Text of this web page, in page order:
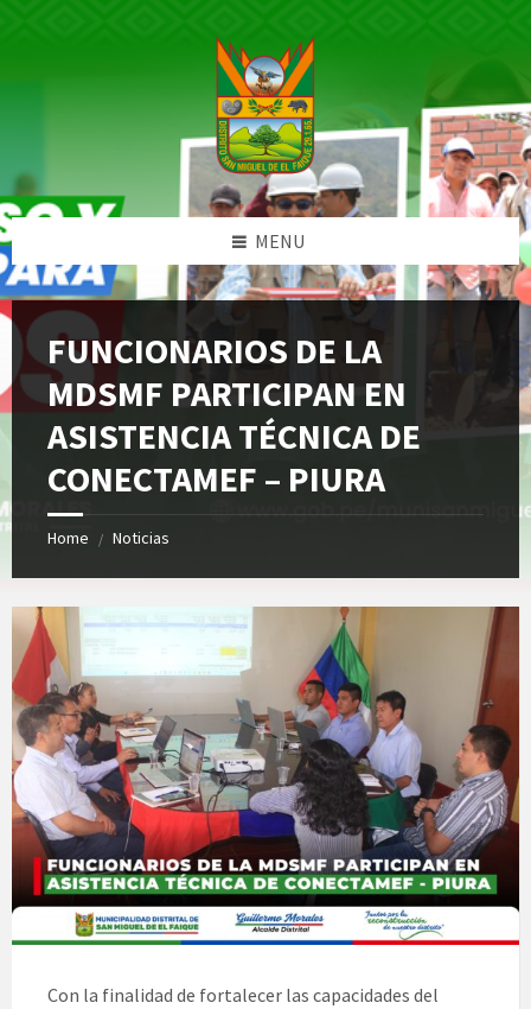
MENU
FUNCIONARIOS DE LA
MDSMF PARTICIPAN EN
ASISTENCIA TÉCNICA DE
CONECTAMEF – PIURA
Home / Noticias
Con la finalidad de fortalecer las capacidades del